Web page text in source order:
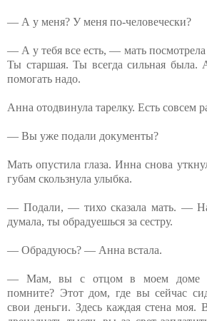
— А у меня? У меня по-человечески?
— А у тебя все есть, — мать
Ты старшая. Ты всегда сильная была.
помогать надо.
Анна отодвинула тарелку. Есть совсем
— Вы уже подали документы?
Мать опустила глаза. Инна снова
губам скользнула улыбка.
— Подали, — тихо сказала мать. —
думала, ты обрадуешься за сестру.
— Обрадуюсь? — Анна встала.
— Мам, вы с отцом в моем доме
помните? Этот дом, где вы сейчас
свои деньги. Здесь каждая стена моя.